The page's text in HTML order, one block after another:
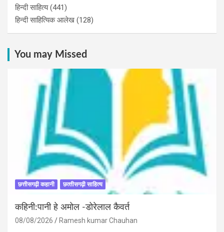
हिन्दी साहित्य(441)
हिन्दी साहित्यिक आलेख (128)
You may Missed
छत्तीसगढ़ी कहानी छत्‍तीसगढ़ी साहित्‍य
कहिनी:पानी हे अमोल -डोरेलाल कैवर्त
08/08/2026 Ramesh kumar Chauhan